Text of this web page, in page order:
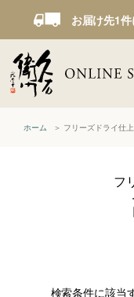
お届け先1
ホーム フリーズドライ仕
フ
検索条件に該当